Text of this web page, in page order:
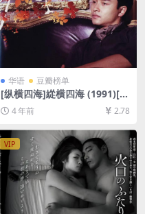
华语 豆瓣榜单
[纵横四海]緃横四海 (1991)[百
度网盘+迅雷云盘资源1080P
超清未删减][MP4/7GB][粤语
4 年前 2.78
VIP